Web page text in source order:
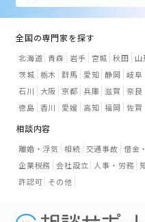
全国の専門家を探す
北海道 青森 岩手 宮城 秋田 山
茨城 栃木 群馬 愛知 静岡 岐阜
石川
大阪 京都 兵庫 滋賀 奈良
徳島 香川 愛媛 高知 福岡 佐賀
相談内容
離婚・浮気 相続 交通事故 借金
企業税務 会社設立 人事・労務
許認可 その他